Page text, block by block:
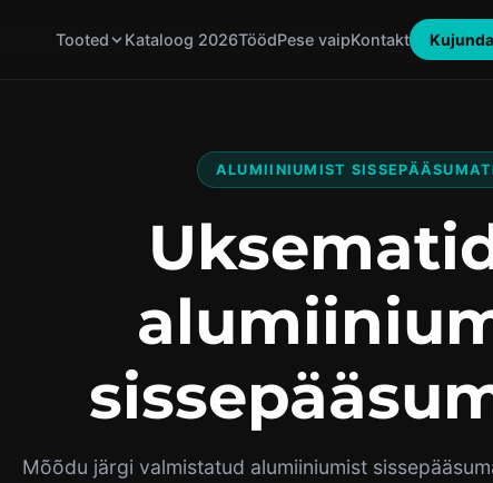
Tooted Kataloog 2026TöödPese vaipKontakt
ALUMIINIUMIST
Mõõdu järgi valmistatud alumiiniumist